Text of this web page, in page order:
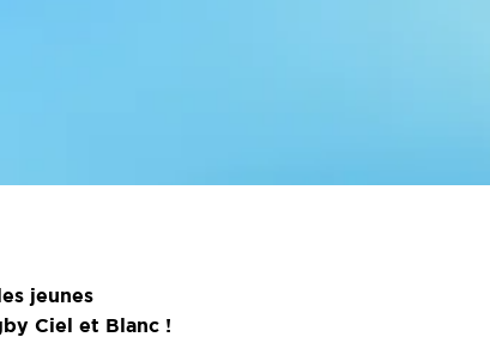
jeunes
Ciel et Blanc !